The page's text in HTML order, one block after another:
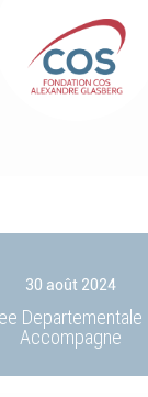
30 août 2024
Departementale
Accompagne